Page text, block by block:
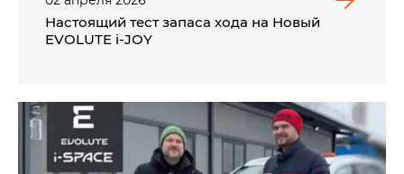
Настоящий тест запаса хода на Новый
EVOLUTE i‑JOY